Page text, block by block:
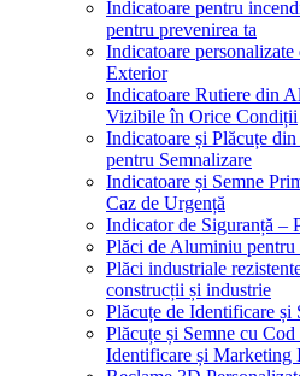
Indicatoare pentru
pentru prevenirea ta
Indicatoare
Exterior
Indicatoare Rutiere din
Vizibile în Orice Condiții
Indicatoare și Plăcuțe
pentru Semnalizare
Indicatoare și Semne
Caz de Urgență
Indicator de Siguranță –
Plăci de Aluminiu
Plăci industriale
construcții și industrie
Plăcuțe de Identificare și
Plăcuțe și Semne cu
Identificare și Marketing